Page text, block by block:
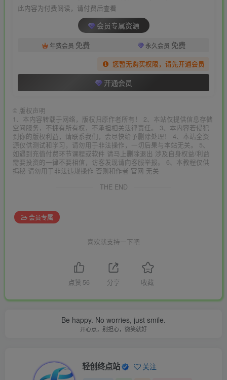
此内容为付费阅读，请付费后查看
会员专属资源
年费会员 免费 永久会员 免费
您暂无购买权限，请先开通会员
开通会员
© 版权声明
1、本内容转载于网络，版权归原作者所有！ 2、本站仅提供信息存储
空间服务，不拥有所有权，不承担相关法律责任。 3、本内容若侵犯
到你的版权利益，请联系我们，会尽快给予删除处理！ 4、本站全资
源仅供测试和学习，请勿用于非法操作，一切后果与本站无关。 5、
如遇到充值付费环节课程或软件 请马上删除退出 涉及自身权益/利益
需要投资的一律不要相信，访客发现请向客服举报。 6、本教程仅供
揭秘 请勿用于非法违规操作 否则和作者 官网 无关
THE END
会员专属
喜欢就支持一下吧
点赞 56 分享 收藏
Be happy. No worries, just smile.
开心点，别担心，微笑就好
轻创终点站 关注